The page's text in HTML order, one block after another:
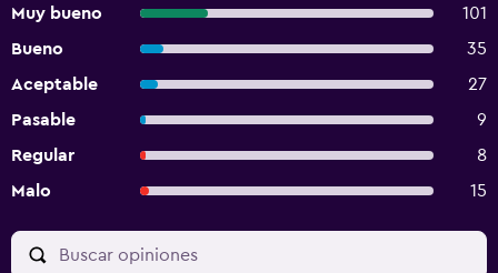
Muy bueno
101
Bueno
35
Aceptable
27
Pasable
9
Regular
8
Malo
15